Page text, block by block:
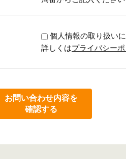
個人情報の取り扱いに
詳しくはプライバシー
お問い合わせ内容を
確認する